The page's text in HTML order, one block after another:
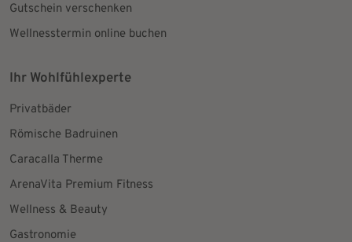
Gutschein verschenken
Wellnesstermin online buchen
Ihr Wohlfühlexperte
Privatbäder
Römische Badruinen
Caracalla Therme
ArenaVita Premium Fitness
Wellness & Beauty
Gastronomie